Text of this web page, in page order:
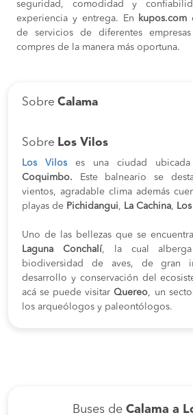
seguridad, comodidad y
experiencia y entrega. En
kupos.com
de servicios de diferentes
compres de la manera más oportuna.
Sobre Calama
Sobre Los Vilos
Los Vilos es una ciudad
Coquimbo.
Este
balneario se
vientos, agradable clima además
playas de Pichidangui, La Cachina,
Uno de las bellezas que se
Laguna Conchalí, la cual alberga
biodiversidad de aves, de gran
desarrollo y conservación del
acá se puede visitarQuereo, un
los arqueólogos y paleontólogos.
Buses de Calama a